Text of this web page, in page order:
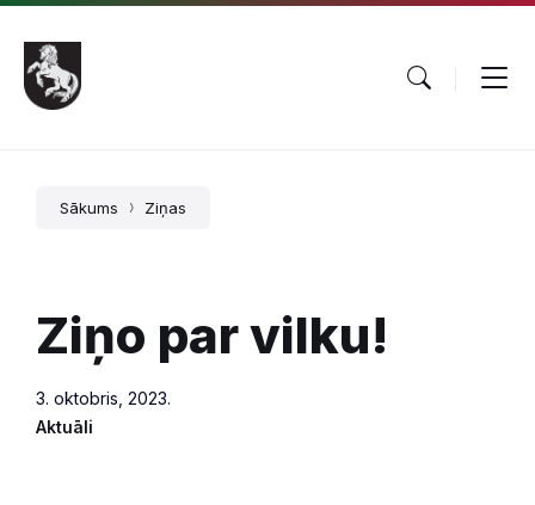
Pāriet
saturu
Skip
main
navigation
Skip
footer
Sākums Ziņas
Ziņo par vilku!
3. oktobris, 2023.
Aktuāli